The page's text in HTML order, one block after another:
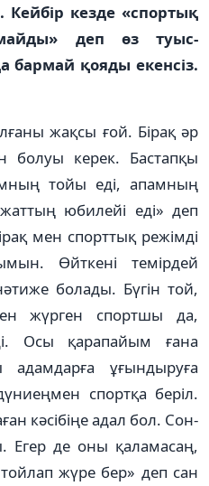
Кейбір кезде «спортық
деп өз туыс­
қояды екенсіз.
жақсы ғой. Бірақ әр
болуы керек. Бастапқы
тойы еді, апамның
юбилейі еді» деп
мен спорттық режімді
Өйт­кені темірдей
болады. Бүгін той,
жүр­ген спортшы да,
Осы қарапайым ғана
адамдарға ұғындыруға
спортқа беріл.
кәсібіңе адал бол. Сон­
Егер де оны қаламасаң,
жүре бер» деп сан